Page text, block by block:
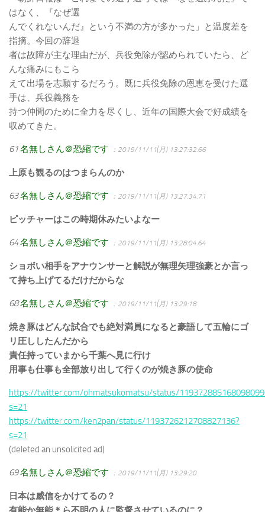
はなく、『なぜ選
んでくれないんだ』という不満の方が多かった」と温度差を
指摘。今回の辞退
者は故障が主な理由だが、兵役免除が認められていたら、ど
んな痛みにもこら
えて出場を志願するだろう。既に兵役免除の恩恵を受けた選
手は、兵役義務を
持つ仲間のために全力を尽くし、近年の国際大会で好成績を
収めてきた。
61名無しさん＠恐縮です ：2019/11/11(月) 13:27:32.66
上原も観るのはつまらんのか
63名無しさん＠恐縮です ：2019/11/11(月) 13:27:34.71
ピッチャーはこの時期休みたいよなー
64名無しさん＠恐縮です ：2019/11/11(月) 13:28:04.64
ショボい相手をアナウンサーと解説が無理矢理強豪とか言っ
て持ち上げてるだけだからな
68名無しさん＠恐縮です ：2019/11/11(月) 13:29:18
焼き豚はどんな試合でも絶対満員になると豪語して五輪にゴ
リ圧ししたんだから
責任持っていまから千葉へ見に行け
用事も仕事も全部放り出して行くのが焼き豚の使命
https://twitter.com/ohmatsukomatsu/status/
s=21
https://twitter.com/ken2pan/status/1193726212708827136?
s=21
(deleted an unsolicited ad)
69名無しさん＠恐縮です ：2019/11/11(月) 13:29:20
日本は威信をかけてるの？